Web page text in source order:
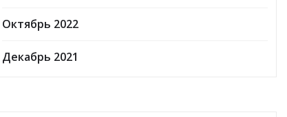
Октябрь 2022
Декабрь 2021